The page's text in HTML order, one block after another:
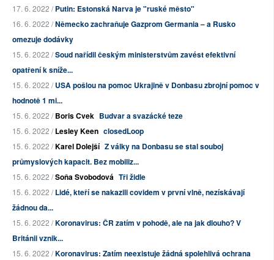
17. 6. 2022 /Putin: Estonská Narva je "ruské město"
16. 6. 2022 /Německo zachraňuje Gazprom Germania – a Rusko
omezuje dodávky
15. 6. 2022 /Soud nařídil českým ministerstvům zavést efektivní
opatření k sníže...
15. 6. 2022 /USA pošlou na pomoc Ukrajině v Donbasu zbrojní pomoc v
hodnotě 1 mi...
15. 6. 2022 /Boris Cvek Budvar a svazácké teze
15. 6. 2022 /Lesley Keen closedLoop
15. 6. 2022 /Karel Dolejší Z války na Donbasu se stal souboj
průmyslových kapacit. Bez mobiliz...
15. 6. 2022 /Soňa Svobodová Tři židle
15. 6. 2022 /Lidé, kteří se nakazili covidem v první vlně, nezískávají
žádnou da...
15. 6. 2022 /Koronavirus: ČR zatím v pohodě, ale na jak dlouho? V
Británii vznik...
15. 6. 2022 /Koronavirus: Zatím neexistuje žádná spolehlivá ochrana